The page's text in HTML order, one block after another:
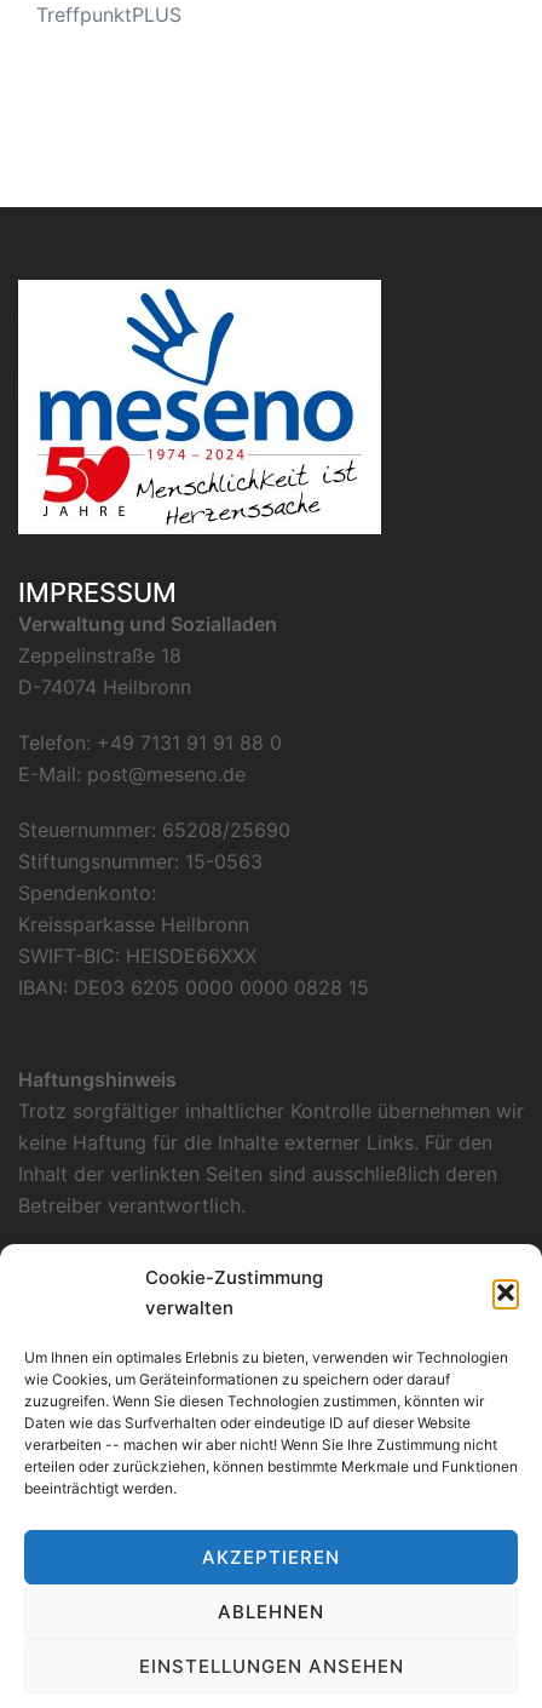
Cookie-Zustimmung
verwalten
Um Ihnen ein optimales Erlebnis zu bieten, verwenden wir Technologien
wie Cookies, um Geräteinformationen zu speichern oder darauf
zuzugreifen. Wenn Sie diesen Technologien zustimmen, könnten wir
Daten wie das Surfverhalten oder eindeutige ID auf dieser Website
verarbeiten -- machen wir aber nicht! Wenn Sie Ihre Zustimmung nicht
erteilen oder zurückziehen, können bestimmte Merkmale und Funktionen
beeinträchtigt werden.
AKZEPTIEREN
ABLEHNEN
EINSTELLUNGEN ANSEHEN
TreffpunktPLUS
IMPRESSUM
Verwaltung und Sozialladen
Zeppelinstraße 18
D-74074 Heilbronn
Telefon: +49 7131 91 91 88 0
E-Mail: post@meseno.de
Steuernummer: 65208/25690
Stiftungsnummer: 15-0563
Spendenkonto:
Kreissparkasse Heilbronn
SWIFT-BIC: HEISDE66XXX
IBAN: DE03 6205 0000 0000 0828 15
Haftungshinweis
Trotz sorgfältiger inhaltlicher Kontrolle übernehmen wir
keine Haftung für die Inhalte externer Links. Für den
Inhalt der verlinkten Seiten sind ausschließlich deren
Betreiber verantwortlich.
Unsere Datenschutzerklärung finden Sie
Verantwortlich für Konzept, Layout und
Programmierung
Kümmerle Consulting
Werderstraße 135/1
D-74074 Heilbronn
meseno-Elsa-Sitter-Stiftung I gemeinnützige, soziale